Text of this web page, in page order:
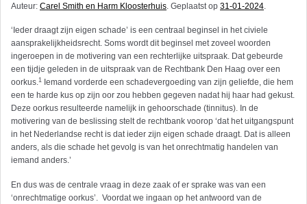
Auteur: Carel Smith en Harm Kloosterhuis. Geplaatst op 31-01-2024.
‘Ieder draagt zijn eigen schade’ is een centraal beginsel in het civiele
aansprakelijkheidsrecht. Soms wordt dit beginsel met zoveel woorden
ingeroepen in de motivering van een rechterlijke uitspraak. Dat gebeurde
een tijdje geleden in de uitspraak van de Rechtbank Den Haag over een
oorkus.1
Iemand vorderde een schadevergoeding van zijn geliefde, die hem
een te harde kus op zijn oor zou hebben gegeven nadat hij haar had gekust.
Deze oorkus resulteerde namelijk in gehoorschade (tinnitus). In de
motivering van de beslissing stelt de rechtbank voorop ‘dat het uitgangspunt
in het Nederlandse recht is dat ieder zijn eigen schade draagt. Dat is alleen
anders, als die schade het gevolg is van het onrechtmatig handelen van
iemand anders.’
En dus was de centrale vraag in deze zaak of er sprake was van een
‘onrechtmatige oorkus’. Voordat we ingaan op het antwoord van de